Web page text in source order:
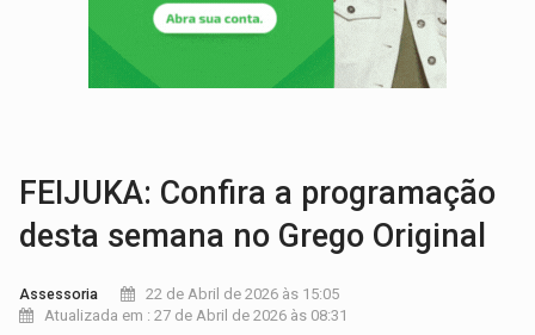
PROCESSO SELETIVO: Rondoniaovivo abre oficina de Comunicação com
AGOSTO LILÁS: MPRO lança de portal e promove reflexão sobre trajetória da
FEIJUKA: Confira a programação
desta semana no Grego Original
Assessoria
22 de Abril de 2026 às 15:05
Atualizada em : 27 de Abril de 2026 às 08:31